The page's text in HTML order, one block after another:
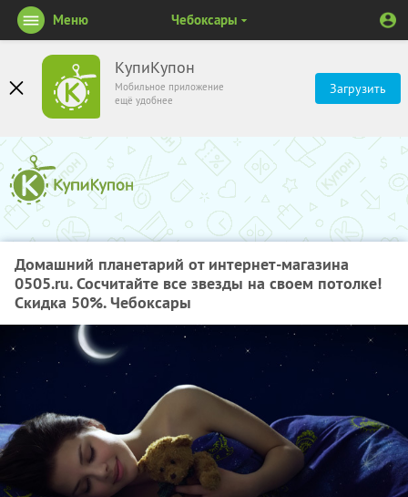
КупиКупон
Мобильное приложение
ещё удобнее
Загрузить
Меню Чебоксары
Домашний планетарий от интернет-магазина
0505.ru. Сосчитайте все звезды на своем потолке!
Скидка 50%. Чебоксары